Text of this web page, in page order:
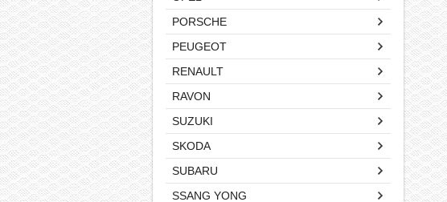
PORSCHE
PEUGEOT
RENAULT
RAVON
SUZUKI
SKODA
SUBARU
SSANG YONG